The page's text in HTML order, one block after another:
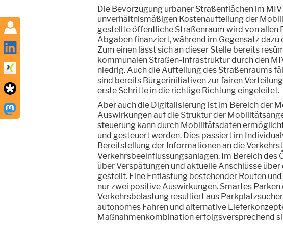
Die Bevorzugung urbaner Straßenflächen im
unverhältnismäßigen Kostenaufteilung der
gestellte öffentliche Straßenraum wird von allen
Abgaben finanziert, während im Gegensatz
Zum einen lässt sich an dieser Stelle bereits
kommunalen Straßen-Infrastruktur durch den
niedrig. Auch die Aufteilung des Straßenraums
sind bereits Bürgerinitiativen zur fairen
erste Schritte in die richtige Richtung eingeleitet.
Aber auch die Digitalisierung ist im Bereich der
Auswirkungen auf die Struktur der
steuerung kann durch Mobilitätsdaten
und gesteuert werden. Dies passiert im
Bereitstellung der Informationen an die
Verkehrsbeeinflussungsanlagen. Im Bereich
über Verspätungen und aktuelle Anschlüsse
gestellt. Eine Entlastung bestehender Routen
nur zwei positive Auswirkungen. Smartes
Verkehrsbelastung resultiert aus
autonomes Fahren und alternative
Maßnahmenkombination erfolgsversprechend